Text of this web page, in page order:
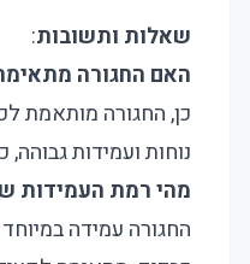
שאלות ותשובות:
האם החגורה
כן, החגורה מותאמת
נוחות ועמידות
מהי רמת העמידות
החגורה עמידה